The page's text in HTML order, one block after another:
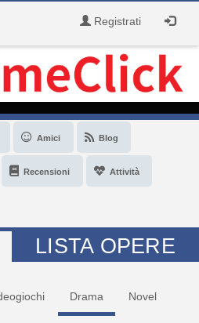
Registrati
Amici Blog
Recensioni Attività
LISTA OPERE
Drama Novel